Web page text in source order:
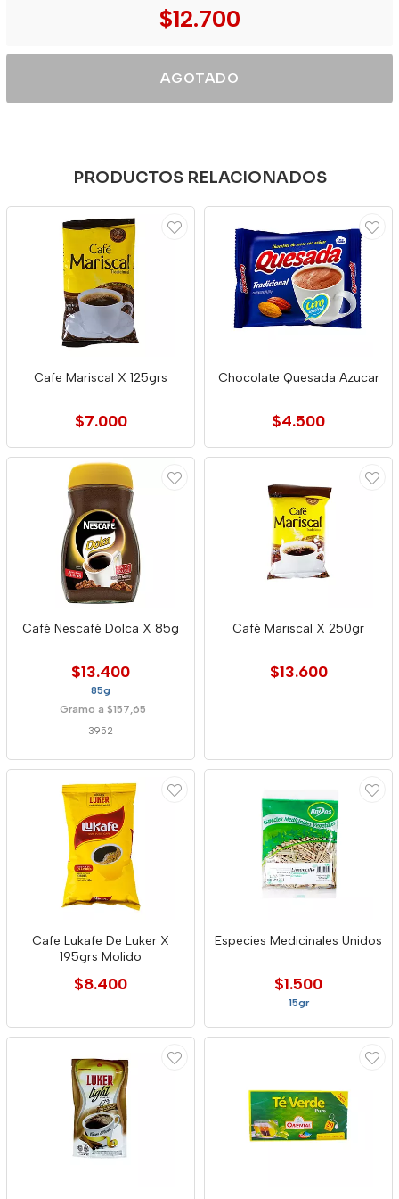
$12.700
AGOTADO
PRODUCTOS RELACIONADOS
Cafe Mariscal X 125grs
$7.000
Chocolate Quesada Azucar
$4.500
Café Nescafé Dolca X 85g
$13.400
85g
Gramo a $157,65
3952
Café Mariscal X 250gr
$13.600
Cafe Lukafe De Luker X
195grs Molido
$8.400
Especies Medicinales Unidos
$1.500
15gr